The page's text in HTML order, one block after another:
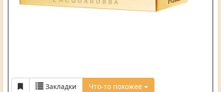
Закладки Что-то похожее